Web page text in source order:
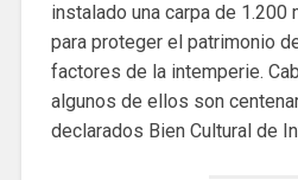
instalado una carpa de 1.200
para proteger el patrimonio
factores de la intemperie.
algunos de ellos son
declarados Bien Cultural de